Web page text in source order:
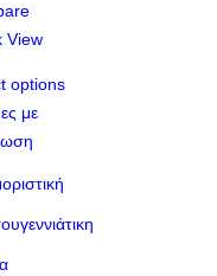
View
options
με